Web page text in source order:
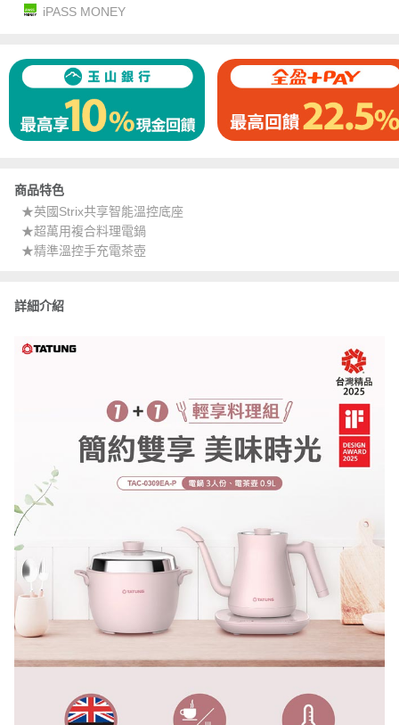
iPASS MONEY
商品特色
★英國Strix共享智能溫控底座
★超萬用複合料理電鍋
★精準溫控手充電茶壺
詳細介紹